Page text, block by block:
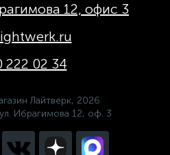
12, офис 3
222 02 34
Лайтверк, 2026
Ибрагимова 12, оф. 3